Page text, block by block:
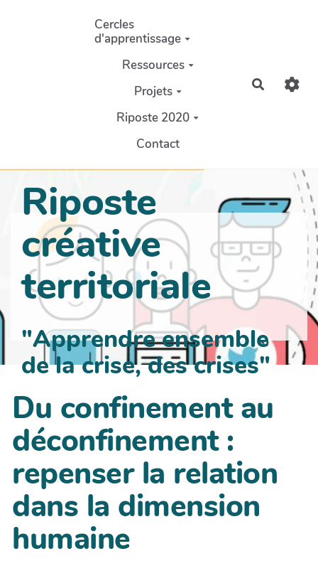
Aller au contenu principal
Cercles
d'apprentissage
Ressources
Projets
Riposte 2020
Contact
Riposte
créative
territoriale
"Apprendre ensemble
de la crise, des crises"
Du confinement au
déconfinement :
repenser la relation
dans la dimension
humaine